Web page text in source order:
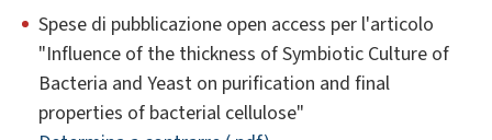
Spese di pubblicazione open access per l'articolo
"Influence of the thickness of Symbiotic Culture of
Bacteria and Yeast on purification and final
properties of bacterial cellulose"